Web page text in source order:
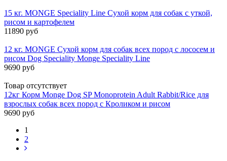
15 кг. MONGE Speciality Line Сухой корм для собак с уткой,
рисом и картофелем
11890 руб
12 кг. MONGE Сухой корм для собак всех пород с лососем и
рисом Dog Speciality Monge Speciality Line
9690 руб
Товар отсутствует
12кг Корм Monge Dog SP Monoprotein Adult Rabbit/Rice для
взрослых собак всех пород с Кроликом и рисом
9690 руб
1
2